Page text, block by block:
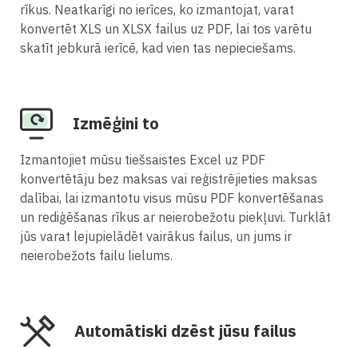
rīkus. Neatkarīgi no ierīces, ko izmantojat, varat
konvertēt XLS un XLSX failus uz PDF, lai tos varētu
skatīt jebkurā ierīcē, kad vien tas nepieciešams.
Izmēģini to
Izmantojiet mūsu tiešsaistes Excel uz PDF
konvertētāju bez maksas vai reģistrējieties maksas
dalībai, lai izmantotu visus mūsu PDF konvertēšanas
un rediģēšanas rīkus ar neierobežotu piekļuvi. Turklāt
jūs varat lejupielādēt vairākus failus, un jums ir
neierobežots failu lielums.
Automātiski dzēst jūsu failus